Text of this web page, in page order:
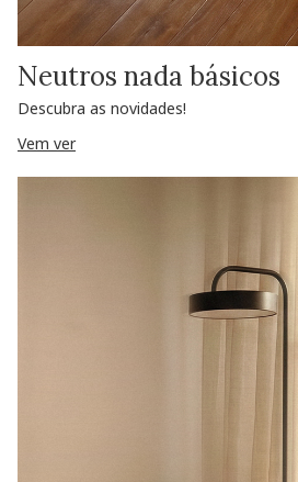
Neutros nada básicos
Descubra as novidades!
Vem ver